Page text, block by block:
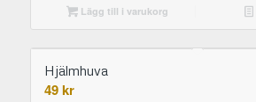
Lägg till i varukorg
Hjälmhuva
49kr